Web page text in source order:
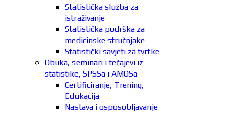
Statistička služba za
istraživanje
Statistička podrška za
medicinske stručnjake
Statistički savjeti za tvrtke
Obuka, seminari i tečajevi iz
statistike, SPSSa i AMOSa
Certificiranje, Trening,
Edukacija
Nastava i osposobljavanje